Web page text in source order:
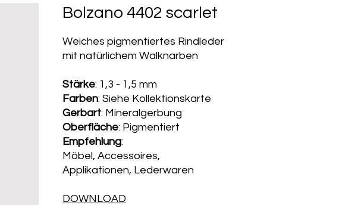
Bolzano 4402 scarlet
Weiches pigmentiertes Rindleder
mit natürlichem Walknarben
Stärke: 1,3 - 1,5 mm
Farben: Siehe Kollektionskarte
Gerbart: Mineralgerbung
Oberfläche: Pigmentiert
Empfehlung:
Möbel, Accessoires,
Applikationen, Lederwaren
DOWNLOAD